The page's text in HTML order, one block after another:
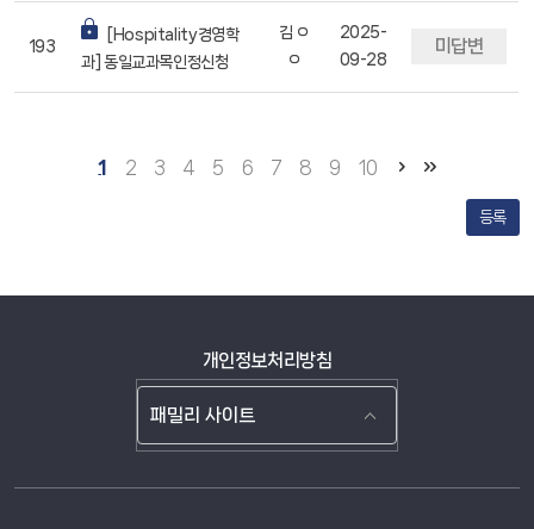
193
[Hospitality경영학
과] 동일교과목인정신청
김 ㅇ
ㅇ
2025-
09-28
미답변
1 2 3 4 5 6 7 8 9 10
등록
개인정보처리방침